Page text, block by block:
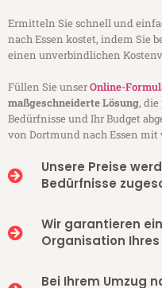
Ermitteln Sie schnell und
nach Essen kostet, indem Sie
einen unverbindlichen
Füllen Sie unserOnline-
maßgeschneiderte Lösung,
Bedürfnisse und Ihr Budget
von Dortmund nach Essen mit
Unsere Preise
Bedürfnisse
Wir garantieren
Organisation Ihres
Bei Ihrem Umzug